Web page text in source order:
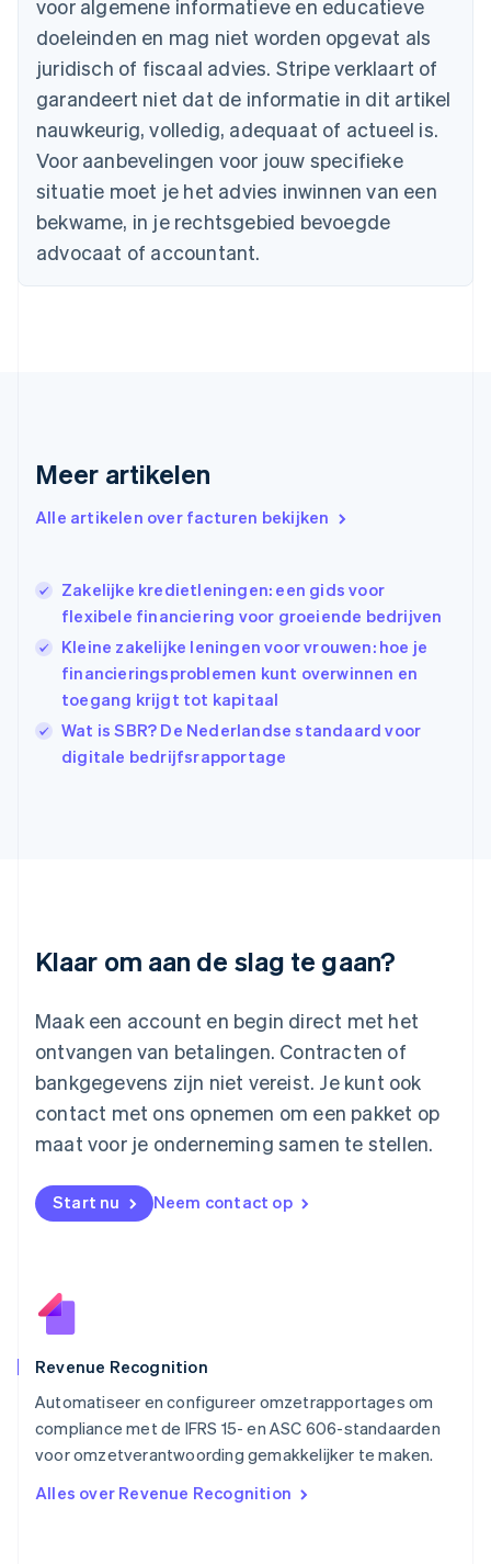
voor algemene informatieve en educatieve
doeleinden en mag niet worden opgevat als
juridisch of fiscaal advies. Stripe verklaart of
garandeert niet dat de informatie in dit artikel
nauwkeurig, volledig, adequaat of actueel is.
Voor aanbevelingen voor jouw specifieke
situatie moet je het advies inwinnen van een
bekwame, in je rechtsgebied bevoegde
advocaat of accountant.
Meer artikelen
Alle artikelen over facturen bekijken
Zakelijke kredietleningen: een gids voor
flexibele financiering voor groeiende bedrijven
Kleine zakelijke leningen voor vrouwen: hoe je
financieringsproblemen kunt overwinnen en
toegang krijgt tot kapitaal
Wat is SBR? De Nederlandse standaard voor
digitale bedrijfsrapportage
Klaar om aan de slag te gaan?
Maak een account en begin direct met het
ontvangen van betalingen. Contracten of
bankgegevens zijn niet vereist. Je kunt ook
contact met ons opnemen om een pakket op
maat voor je onderneming samen te stellen.
Start nu Neem contact op
Revenue Recognition
Automatiseer en configureer omzetrapportages om
compliance met de IFRS 15- en ASC 606-standaarden
voor omzetverantwoording gemakkelijker te maken.
Alles over Revenue Recognition
Brazilië
Português
Bulgarije
English
Canada
Cyprus
English
Denemarken
English
Duitsland
DeutschEnglish
English
English
English
Ierland
English
English
Italië
ItalianoEnglish
日本語English
Kroatië
FrançaisDeutschEnglish
English
Malta
English
Mexico
Nederland
NederlandsEnglish
English
Noorwegen
Polen
Portugal
PortuguêsEnglish
English
Singapore
English简体中文
EnglishItaliano